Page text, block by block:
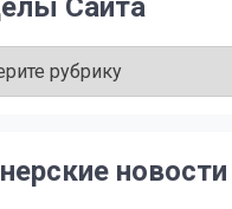
новости